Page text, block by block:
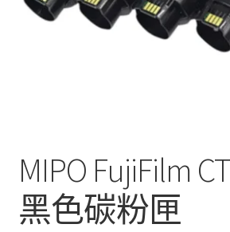
MIPO FujiFilm
黑色碳粉匣